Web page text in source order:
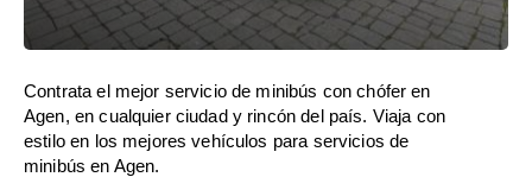
Contrata el mejor servicio de minibús con chófer en
Agen, en cualquier ciudad y rincón del país. Viaja con
estilo en los mejores vehículos para servicios de
minibús en Agen.